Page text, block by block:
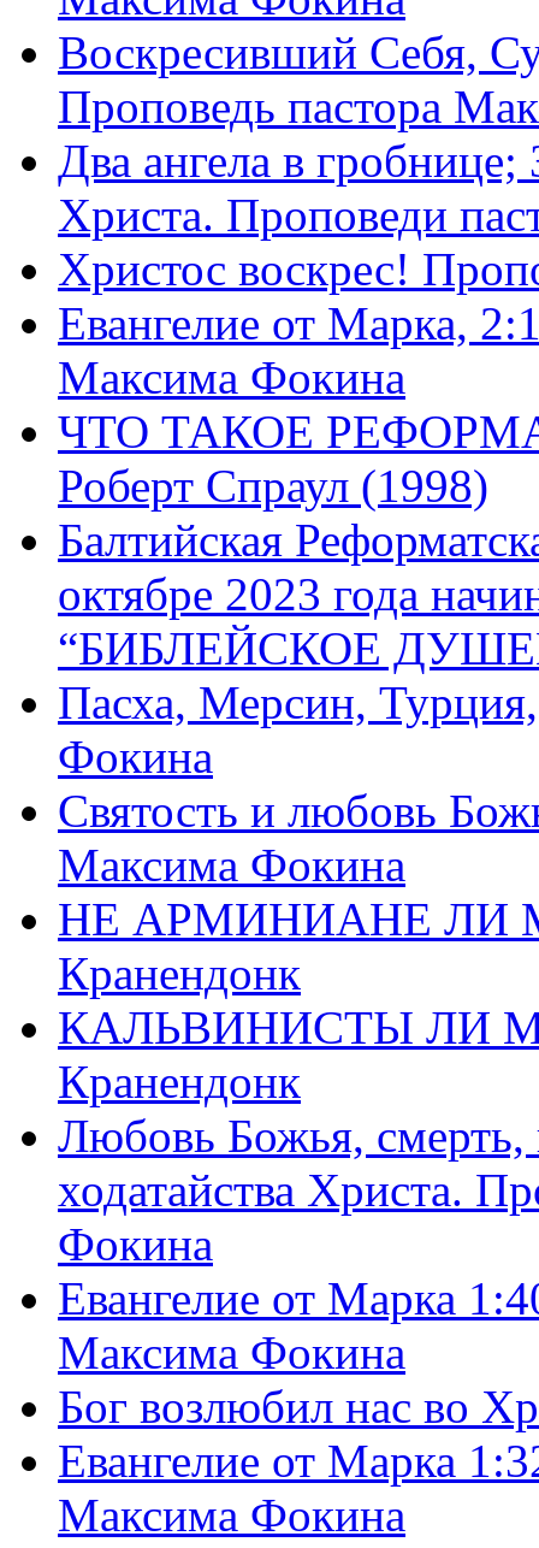
Воскресивший Себя,
Проповедь пастора
Два ангела в
Христа. Проповеди
Христос воскрес!
Евангелие от Марка,
Максима Фокина
ЧТО ТАКОЕ
Роберт Спраул (1998)
Балтийская
октябре 2023 года
“БИБЛЕЙСКОЕ
Пасха, Мерсин,
Фокина
Святость и любовь
Максима Фокина
НЕ АРМИНИАНЕ ЛИ
Кранендонк
КАЛЬВИНИСТЫ ЛИ
Кранендонк
Любовь Божья, смерть,
ходатайства Христа.
Фокина
Евангелие от Марка
Максима Фокина
Бог возлюбил нас во
Евангелие от Марка
Максима Фокина